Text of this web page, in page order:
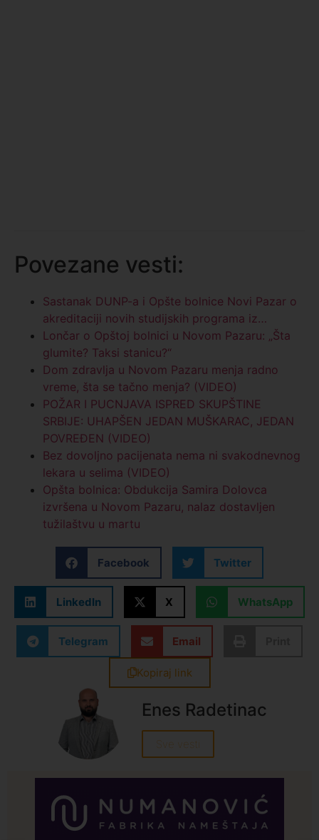
Povezane vesti:
Sastanak DUNP-a i Opšte bolnice Novi Pazar o
akreditaciji novih studijskih programa iz…
Lončar o Opštoj bolnici u Novom Pazaru: „Šta
glumite? Taksi stanicu?“
Dom zdravlja u Novom Pazaru menja radno
vreme, šta se tačno menja? (VIDEO)
POŽAR I PUCNJAVA ISPRED SKUPŠTINE
SRBIJE: UHAPŠEN JEDAN MUŠKARAC, JEDAN
POVREĐEN (VIDEO)
Bez dovoljno pacijenata nema ni svakodnevnog
lekara u selima (VIDEO)
Opšta bolnica: Obdukcija Samira Dolovca
izvršena u Novom Pazaru, nalaz dostavljen
tužilaštvu u martu
Facebook Twitter
LinkedIn X WhatsApp
Telegram Email
Kopiraj link
Enes Radetinac
Sve vesti